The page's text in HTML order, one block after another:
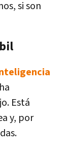
si son
Está
y, por